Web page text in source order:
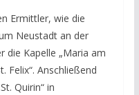
Ermittler, wie die
Neustadt an der
die Kapelle „Maria am
Felix“. Anschließend
Quirin“ in